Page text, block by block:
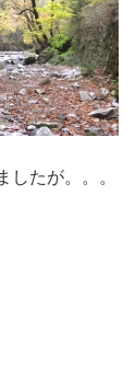
たが。。。